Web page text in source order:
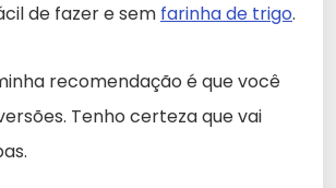
de fazer e sem farinha de trigo.
recomendação é que você
Tenho certeza que vai